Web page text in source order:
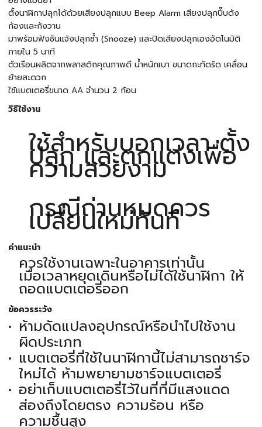
ตั้งนาฬิกาปลุกได้ด้วยเสียงปลุกแบบ Beep Alarm เสียงปลุกปี๊บดัง
ก้องและกังวาน
มาพร้อมฟังชันแจ้งปลุกซ้ำ (Snooze) และปิดเสียงปลุกเองอัตโนมัติ
ภายใน 5 นาที
ตัวเรือนผลิตจากพลาสติกคุณภาพดี น้ำหนักเบา ขนาดกะทัดรัด เคลื่อน
ย้ายสะดวก
ใช้แบตเตอรี่ขนาด AA จำนวน 2 ก้อน
วิธีใช้งาน
ใช้สำหรับบอกเวลา ตั้ง
ปลุก และตกแต่งเพื่อ
ความสวยงาม
กรณีถ่านหมดควร
เปลี่ยนใหม่ทันที
คำแนะนำ
ควรใช้งานเฉพาะในอาคารเท่านั้น
เมื่อเวลาหยุดเดินหรือไม่ได้ใช้นาฬิกา ให้
ถอดแบตเตอรี่ออก
ข้อควรระวัง
ห้ามดัดแปลงอุปกรณ์หรือนำไปใช้งาน
ผิดประเภท
แบตเตอรี่ที่ใช้ในนาฬิกานี้ไม่สามารถชาร์จ
ใหม่ได้ ห้ามพยายามชาร์จแบตเตอรี่
อย่าเก็บแบตเตอรี่ไว้ในที่ที่มีแสงแดด
ส่องถึงโดยตรง ความร้อน หรือ
ความชื้นสูง